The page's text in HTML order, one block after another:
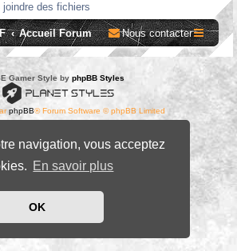
navigation, vous acceptez
En savoir plus
OK
joindre des fichiers
Accueil Forum Nous contacter
Gamer Style by phpBB Styles
phpBB® Forum Software © phpBB Limited
Confidentialité|